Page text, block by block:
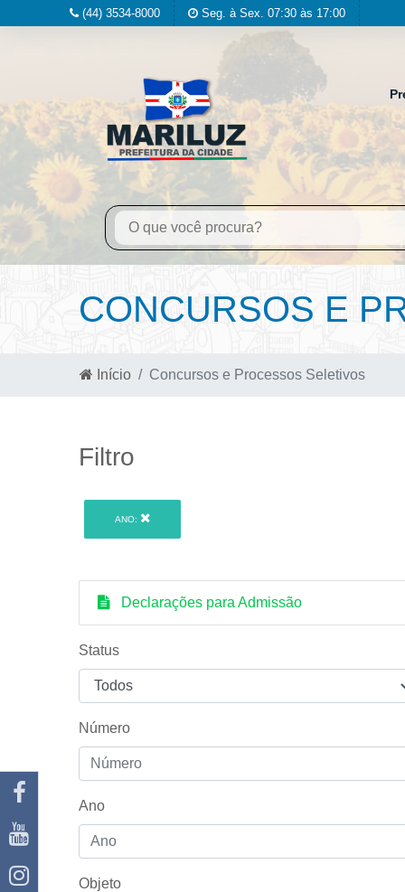
(44) 3534-8000 Seg. à Sex. 07:30 às 17:00
CONCURSOS E
Início Concursos e Processos Seletivos
Filtro
ANO:
Declarações para Admissão
Status
Número
Ano
Objeto